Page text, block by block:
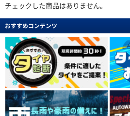
チェックした商品はありません。
おすすめコンテンツ